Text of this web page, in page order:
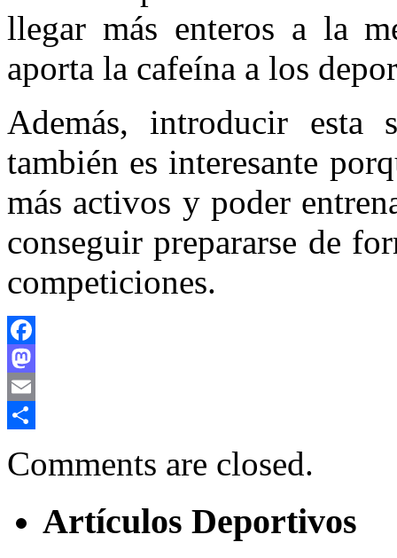
llegar más enteros a la
aporta la cafeína a los
Además, introducir esta
también es interesante
más activos y poder
conseguir prepararse de
competiciones.
Facebook
Mastodon
Email
Comments are closed.
Artículos Deportivos